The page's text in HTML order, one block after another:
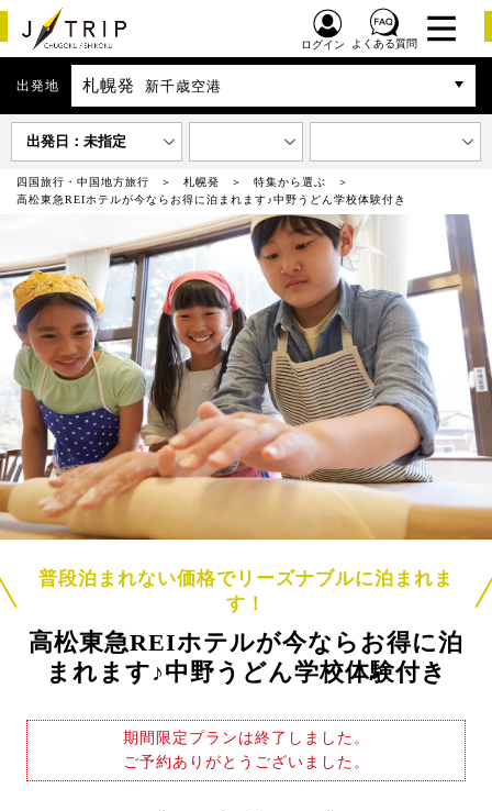
ログイン よくある質問
出発地 札幌発 新千歳空港
出発日：未指定
四国旅行・中国地方旅行 札幌発
特集から選ぶ
高松東急REIホテルが今ならお得に泊まれます♪中野うどん学校体験付き
普段泊まれない価格でリーズナブルに泊まれま
す！
高松東急REIホテルが今ならお得に泊
まれます♪中野うどん学校体験付き
期間限定プランは終了しました。
ご予約ありがとうございました。